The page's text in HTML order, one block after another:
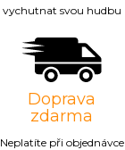
vychutnat svou hudbu
Doprava
zdarma
Neplatíte při objednávce